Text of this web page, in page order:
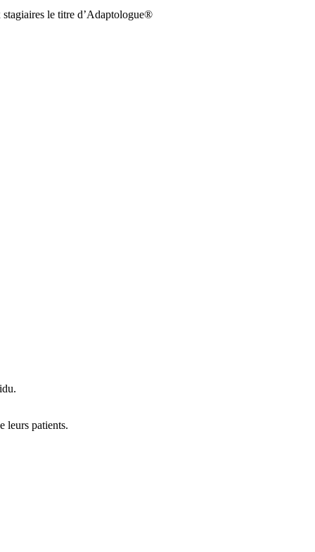
le titre d’Adaptologue®
leurs patients.